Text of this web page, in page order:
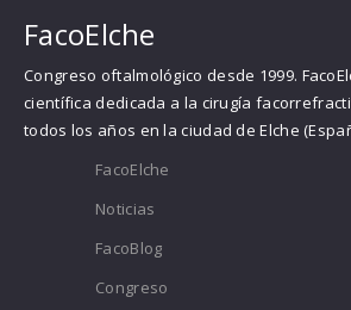
FacoElche
Congreso oftalmológico desde 1999.
científica dedicada a la cirugía
todos los años en la ciudad de Elche
FacoElche
Noticias
FacoBlog
Congreso